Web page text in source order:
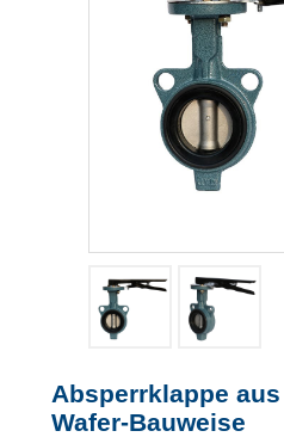
Absperrklappe
Wafer-Bauweise